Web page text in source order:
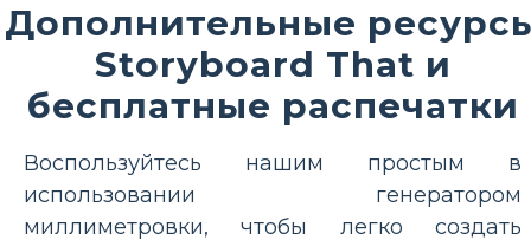
Дополнительные
Storyboard That и
бесплатные распечатки
Воспользуйтесь нашим простым в
использовании генератором
миллиметровки, чтобы легко создать